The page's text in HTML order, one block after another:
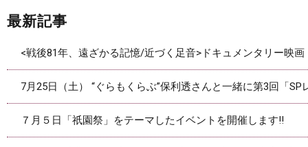
最新記事
<戦後81年、遠ざかる記憶/近づく足音>ドキュメンタリー映
7月25日（土） “ぐらもくらぶ”保利透さんと一緒に第3回「
７月５日「祇園祭」をテーマしたイベントを開催します‼